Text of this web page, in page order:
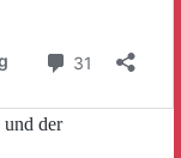
und der